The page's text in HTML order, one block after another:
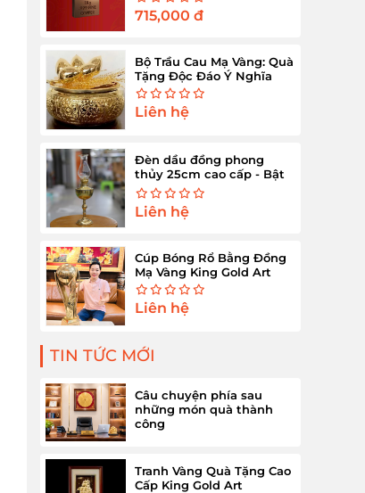
715,000 đ
Bộ Trầu Cau Mạ Vàng: Quà
Tặng Độc Đáo Ý Nghĩa
Liên hệ
Đèn dầu đồng phong
thủy 25cm cao cấp - Bật
sáng tài lộc
Liên hệ
Cúp Bóng Rổ Bằng Đồng
Mạ Vàng King Gold Art
Liên hệ
TIN TỨC MỚI
Câu chuyện phía sau
những món quà thành
công
Tranh Vàng Quà Tặng Cao
Cấp King Gold Art